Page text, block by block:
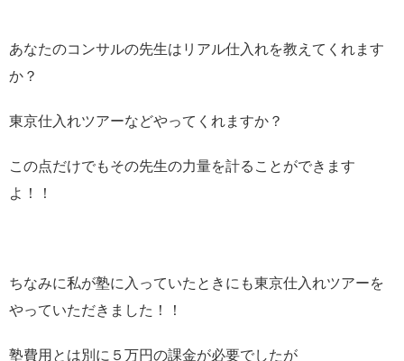
あなたのコンサルの先生はリアル仕入れを教えてくれます
か？
東京仕入れツアーなどやってくれますか？
この点だけでもその先生の力量を計ることができます
よ！！
ちなみに私が塾に入っていたときにも東京仕入れツアーを
やっていただきました！！
塾費用とは別に５万円の課金が必要でしたが